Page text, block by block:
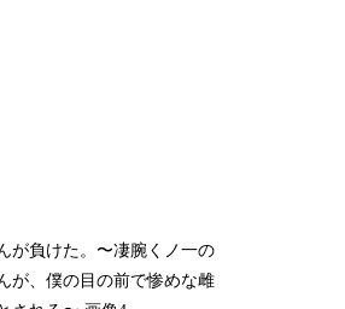
が負けた。〜凄腕くノ一の
が、僕の目の前で惨めな雌